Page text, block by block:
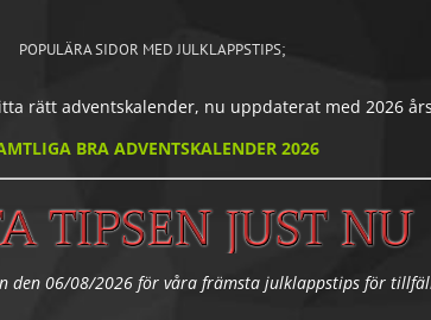
POPULÄRA SIDOR MED JULKLAPPSTIPS;
rätt adventskalender, nu uppdaterat med 2026
BRA ADVENTSKALENDER 2026
den 06/08/2026 för våra främsta julklappstips för